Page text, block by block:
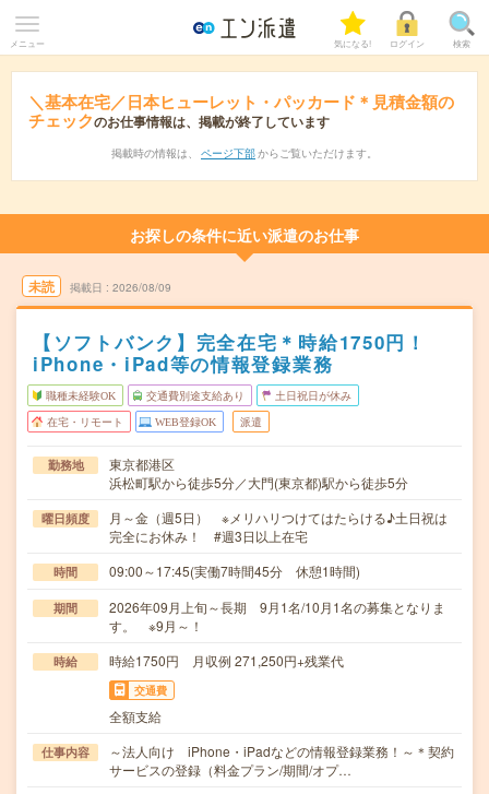
メニュー 気になる! ログイン 検索
＼基本在宅／日本ヒューレット・パッカード＊見積金額の
チェックのお仕事情報は、掲載が終了しています
掲載時の情報は、 ページ下部 からご覧いただけます。
お探しの条件に近い派遣のお仕事
未読 掲載日 2026/08/09
【ソフトバンク】完全在宅＊時給1750円！
iPhone・iPad等の情報登録業務
職種未経験OK 交通費別途支給あり 土日祝日が休み
在宅・リモート WEB登録OK 派遣
勤務地
東京都港区
浜松町駅から徒歩5分／大門(東京都)駅から徒歩5分
曜日頻度
月～金（週5日） ※メリハリつけてはたらける♪土日祝は
完全にお休み！ #週3日以上在宅
時間 09:00～17:45(実働7時間45分 休憩1時間)
期間
2026年09月上旬～長期 9月1名/10月1名の募集となりま
す。 ※9月～！
時給 時給1750円 月収例 271,250円+残業代
交通費
全額支給
仕事内容
～法人向け iPhone・iPadなどの情報登録業務！～＊契約
サービスの登録（料金プラン/期間/オプ…